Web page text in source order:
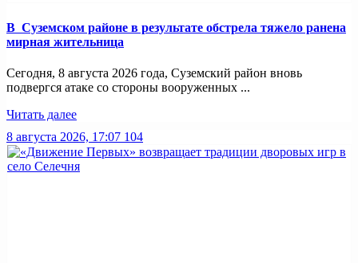
В Суземском районе в результате обстрела тяжело ранена
мирная жительница
Сегодня, 8 августа 2026 года, Суземский район вновь
подвергся атаке со стороны вооруженных ...
Читать далее
8 августа 2026, 17:07 104